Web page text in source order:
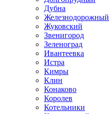
Дубна
Железнодорожный
Жуковский
Звенигород
Зеленоград
Ивантеевка
Истра
Кимры
Клин
Конаково
Королев
Котельники